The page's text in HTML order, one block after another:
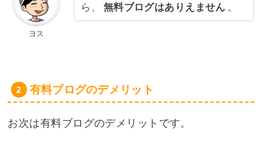
ヨス
ら、
無料ブログはありえません 。
有料ブログのデメリット
お次は有料ブログのデメリットです。